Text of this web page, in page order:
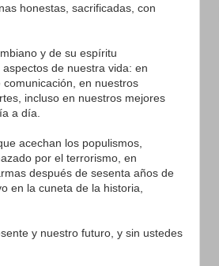
honestas, sacrificadas, con
y de su espíritu
de nuestra vida: en
en nuestros
incluso en nuestros mejores
a día.
acechan los populismos,
por el terrorismo, en
después de sesenta años de
en la cuneta de la historia,
y nuestro futuro, y sin ustedes